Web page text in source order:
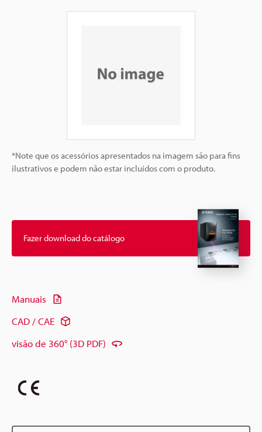
*Note que os acessórios apresentados na imagem são para fins
ilustrativos e podem não estar incluídos com o produto.
Fazer download do catálogo
Manuais
CAD / CAE
visão de 360° (3D PDF)